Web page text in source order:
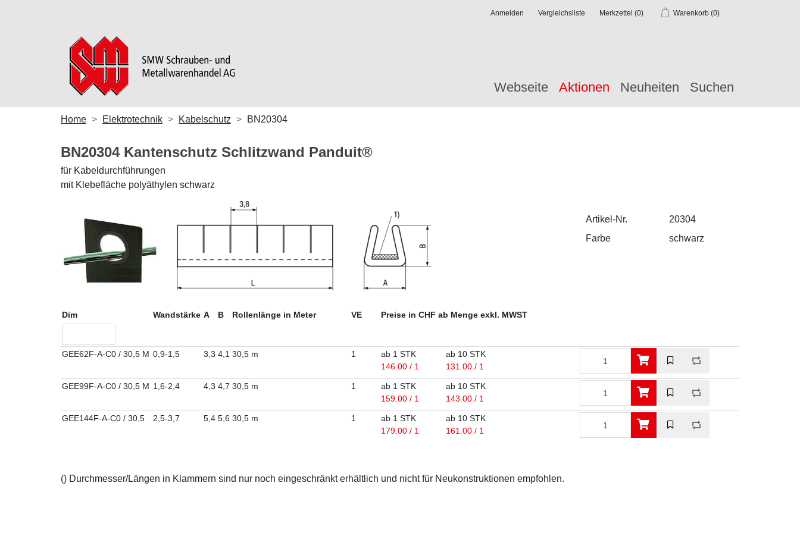
Anmelden Vergleichsliste Merkzettel (0) Warenkorb (0)
Webseite Aktionen Neuheiten Suchen
Home Elektrotechnik Kabelschutz BN20304
BN20304 Kantenschutz Schlitzwand Panduit®
für Kabeldurchführungen
mit Klebefläche polyäthylen schwarz
Artikel-Nr.
20304
Farbe
schwarz
Dim Wandstärke A B Rollenlänge in Meter VE Preise in CHF ab Menge exkl. MWST
GEE62F-A-C0 / 30,5 M 0,9-1,5 3,3 4,1 30,5 m 1
ab 1 STK
146.00 / 1
ab 10 STK
131.00 / 1
GEE99F-A-C0 / 30,5 M 1,6-2,4 4,3 4,7 30,5 m 1
ab 1 STK
159.00 / 1
ab 10 STK
143.00 / 1
GEE144F-A-C0 / 30,5 2,5-3,7 5,4 5,6 30,5 m 1
ab 1 STK
179.00 / 1
ab 10 STK
161.00 / 1
() Durchmesser/Längen in Klammern sind nur noch eingeschränkt erhältlich und nicht für Neukonstruktionen empfohlen.